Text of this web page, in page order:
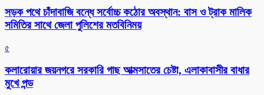
সড়ক পথে চাঁদাবাজি বন্ধে সর্বোচ্চ কঠোর অবস্থান: বাস ও ট্রাক মালিক
সমিতির সাথে জেলা পুলিশের মতবিনিময়
৫
কলারোয়ার জয়নগরে সরকারি গাছ আত্মসাতের চেষ্টা, এলাকাবাসীর বাধার
মুখে পন্ড